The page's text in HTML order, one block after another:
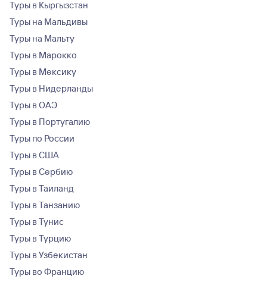
Туры в Кыргызстан
Туры на Мальдивы
Туры на Мальту
Туры в Марокко
Туры в Мексику
Туры в Нидерланды
Туры в ОАЭ
Туры в Португалию
Туры по России
Туры в США
Туры в Сербию
Туры в Таиланд
Туры в Танзанию
Туры в Тунис
Туры в Турцию
Туры в Узбекистан
Туры во Францию